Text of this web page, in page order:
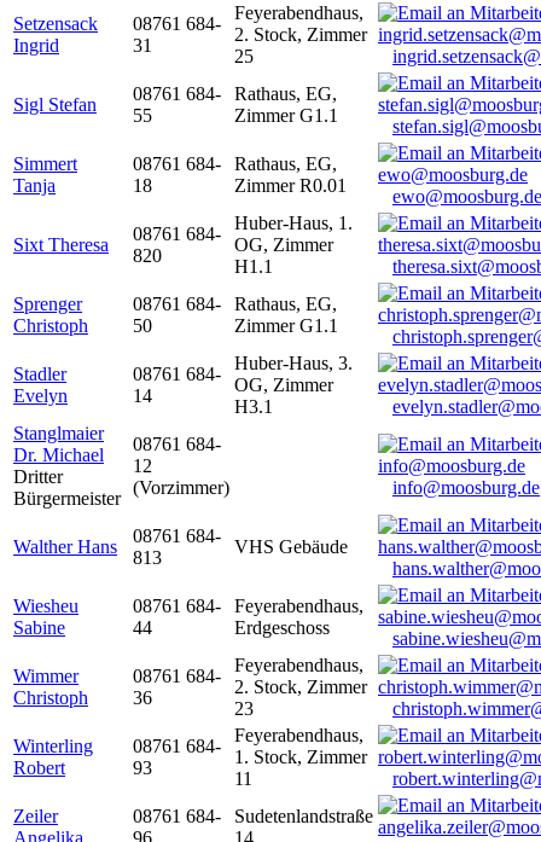
Setzensack
Ingrid
08761 684-
31
Feyerabendhaus,
2. Stock, Zimmer
25
Sigl Stefan
08761 684-
55
Rathaus, EG,
Zimmer G1.1
Simmert
Tanja
08761 684-
18
Rathaus, EG,
Zimmer R0.01
ewo@moosburg.de
Sixt Theresa
08761 684-
820
Huber-Haus, 1.
OG, Zimmer
H1.1
Sprenger
Christoph
08761 684-
50
Rathaus, EG,
Zimmer G1.1
Stadler
Evelyn
08761 684-
14
Huber-Haus, 3.
OG, Zimmer
H3.1
Stanglmaier
Dr. Michael
Dritter
Bürgermeister
08761 684-
12
(Vorzimmer)
info@moosburg.de
Walther Hans
08761 684-
813
VHS Gebäude
Wiesheu
Sabine
08761 684-
44
Feyerabendhaus,
Erdgeschoss
Wimmer
Christoph
08761 684-
36
Feyerabendhaus,
2. Stock, Zimmer
23
Winterling
Robert
08761 684-
93
Feyerabendhaus,
1. Stock, Zimmer
11
Zeiler
Angelika
08761 684-
96
Sudetenlandstraße
14